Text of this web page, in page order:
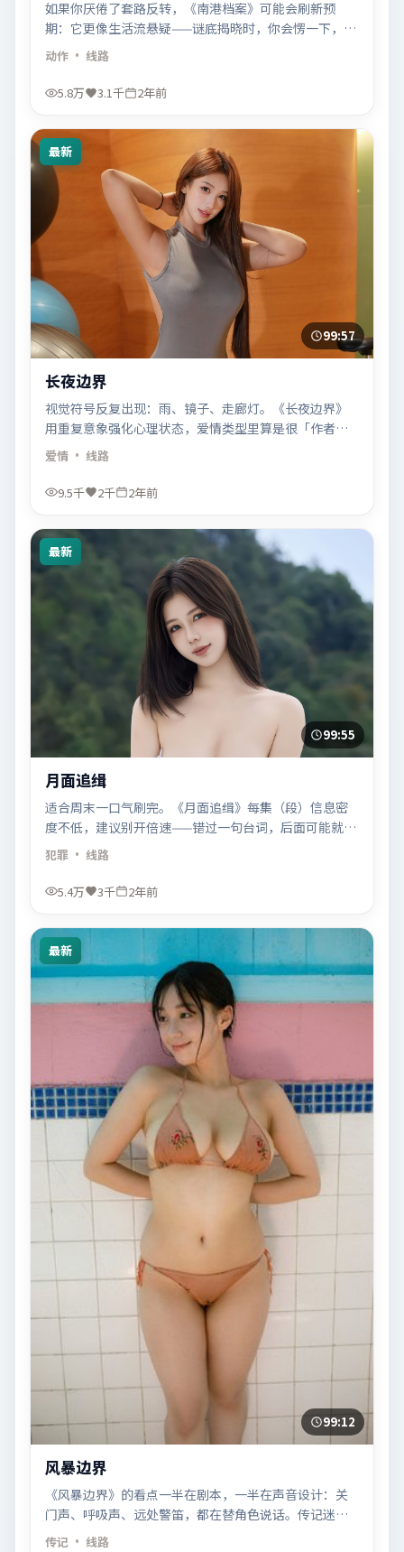
如果你厌倦了套路反转，《南港档案》可能会刷新预
期：它更像生活流悬疑——谜底揭晓时，你会愣一下，然
后叹一口气。
动作 · 线路
5.8万 3.1千 2年前
最新
99:57
长夜边界
视觉符号反复出现：雨、镜子、走廊灯。《长夜边界》
用重复意象强化心理状态，爱情类型里算是很「作者
味」的一卦。
爱情 · 线路
9.5千 2千 2年前
最新
99:55
月面追缉
适合周末一口气刷完。《月面追缉》每集（段）信息密
度不低，建议别开倍速——错过一句台词，后面可能就跟
不上。
犯罪 · 线路
5.4万 3千 2年前
最新
99:12
风暴边界
《风暴边界》的看点一半在剧本，一半在声音设计：关
门声、呼吸声、远处警笛，都在替角色说话。传记迷可
以留意音轨层次。
传记 · 线路